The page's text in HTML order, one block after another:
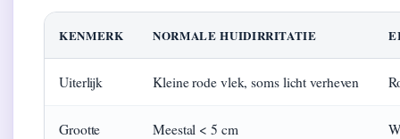
KENMERK NORMALE HUIDIRRITATIE
Uiterlijk Kleine rode vlek, soms licht verheven
Grootte Meestal < 5 cm